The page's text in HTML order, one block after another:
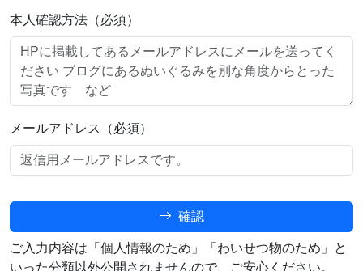
本人確認方法（必須）
メールアドレス（必須）
確認
ご入力内容は「個人情報のため」「わいせつ物のため」と
いった分類以外公開されませんので、ご安心ください。